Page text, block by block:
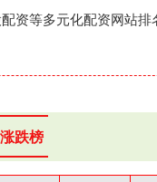
资等多元化配资网站排
跌榜